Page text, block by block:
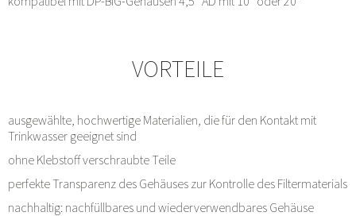
VORTEILE
ausgewählte, hochwertige Materialien, die für den Kontakt mit
Trinkwasser geeignet sind
ohne Klebstoff verschraubte Teile
perfekte Transparenz des Gehäuses zur Kontrolle des Filtermaterials
nachhaltig: nachfüllbares und wiederverwendbares Gehäuse